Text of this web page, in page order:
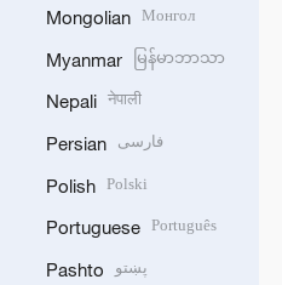
Mongolian Монгол
Myanmar မြန်မာဘာသာ
Nepali नेपाली
Persian فارسی
Polish Polski
Portuguese Português
Pashto پښتو